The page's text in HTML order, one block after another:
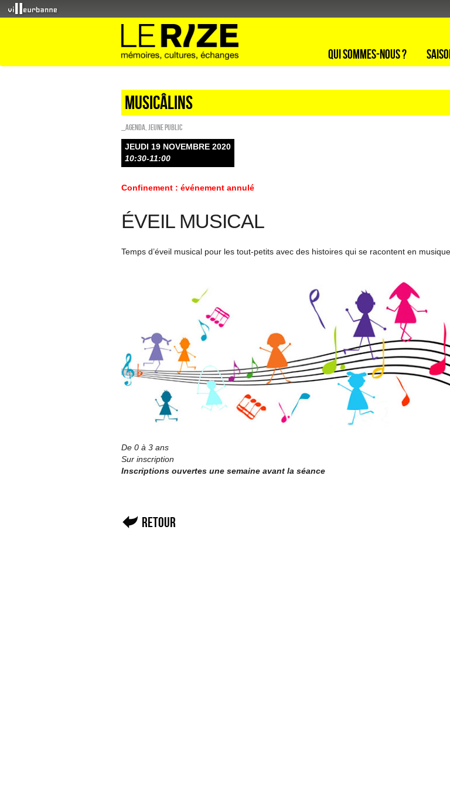
Qui sommes-nous ?
Musicâlins
_Agenda Jeune public
JEUDI 19 NOVEMBRE 2020
10:30-11:00
Confinement : événement annulé
ÉVEIL MUSICAL
Temps d’éveil musical pour les tout-petits avec des histoires qui se racontent en musique.
De 0 à 3 ans
Sur inscription
Inscriptions ouvertes une semaine avant la séance
Retour